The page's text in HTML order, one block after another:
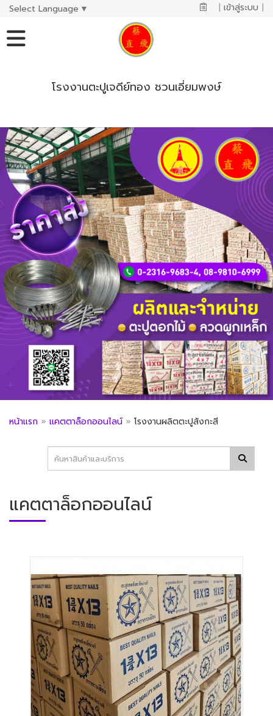
Select Language ▼ | เข้าสู่ระบบ |
โรงงานตะปูเจดีย์ทอง ชวนเอี่ยมพงษ์
หน้าแรก » แคตตาล็อกออนไลน์ » โรงงานผลิตตะปูสังกะสี
แคตตาล็อกออนไลน์